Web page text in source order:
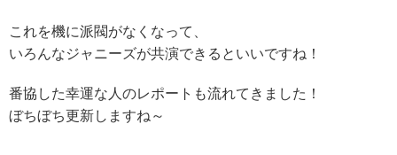
これを機に派閥がなくなって、
いろんなジャニーズが共演できるといいですね！
番協した幸運な人のレポートも流れてきました！
ぼちぼち更新しますね～